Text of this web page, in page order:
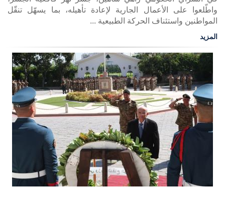
واطّلعوا على الأعمال الجارية لإعادة تأهيله، بما يسهّل تنقّل
المواطنين واستئناف الحركة الطبيعية ...
المزيد